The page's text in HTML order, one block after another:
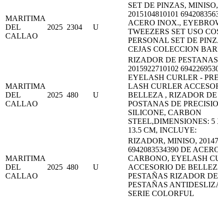
MARITIMA
DEL
CALLAO
2025 2304 U
SET DE PINZAS, MINISO,
2015104810101
ACERO INOX.,
TWEEZERS SET USO
PERSONAL SET DE
CEJAS COLECCION
MARITIMA
DEL
CALLAO
2025 480 U
RIZADOR DE
2015922710102
EYELASH CURLER -
LASH CURLER
BELLEZA , RIZADOR DE
POSTANAS DE
SILICONE, CARBON
STEEL,DIMENSIONES: 5
13.5 CM, INCLUYE:
MARITIMA
DEL
CALLAO
2025 480 U
RIZADOR, MINISO,
6942083534390 DE
CARBONO, EYELASH
ACCESORIO DE
PESTAÑAS RIZADOR DE
PESTAÑAS
SERIE COLORFUL